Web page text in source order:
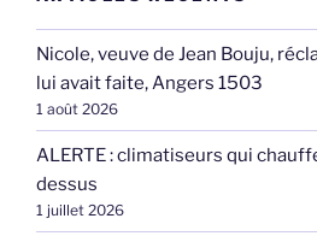
Nicole, veuve de Jean Bouju,
lui avait faite, Angers 1503
1 août 2026
ALERTE : climatiseurs qui
dessus
1 juillet 2026